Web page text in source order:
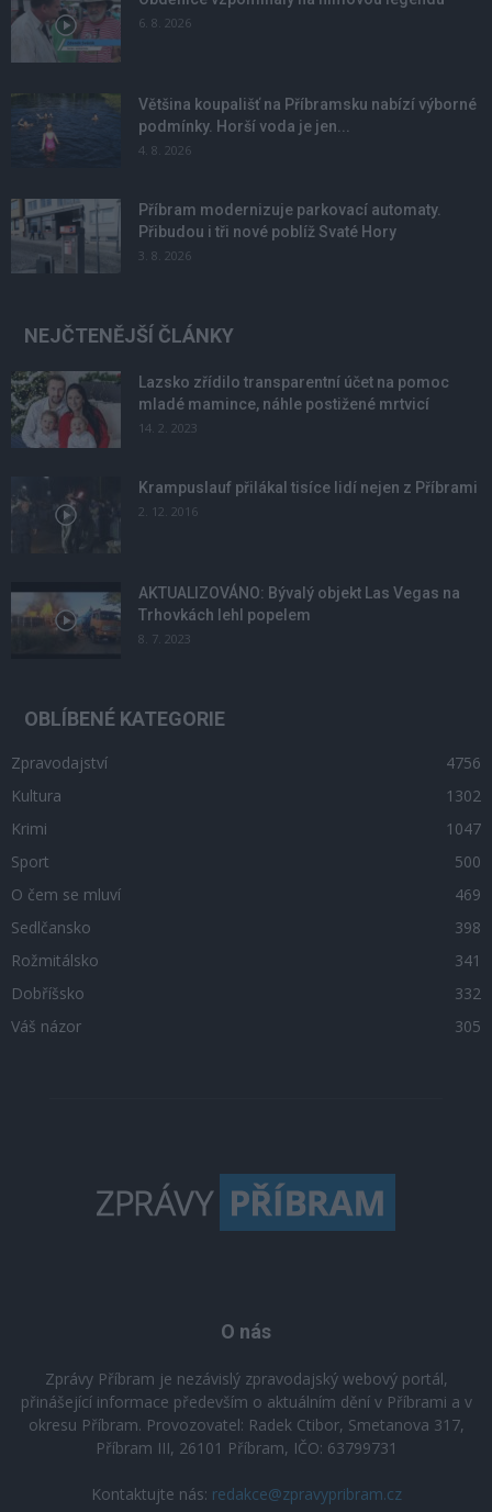
6. 8. 2026
Většina koupališť na Příbramsku nabízí výborné
podmínky. Horší voda je jen...
4. 8. 2026
Příbram modernizuje parkovací automaty.
Přibudou i tři nové poblíž Svaté Hory
3. 8. 2026
NEJČTENĚJŠÍ ČLÁNKY
Lazsko zřídilo transparentní účet na pomoc
mladé mamince, náhle postižené mrtvicí
14. 2. 2023
Krampuslauf přilákal tisíce lidí nejen z Příbrami
2. 12. 2016
AKTUALIZOVÁNO: Bývalý objekt Las Vegas na
Trhovkách lehl popelem
8. 7. 2023
OBLÍBENÉ KATEGORIE
Zpravodajství
4756
Kultura
1302
Krimi
1047
Sport
500
O čem se mluví
469
Sedlčansko
398
Rožmitálsko
341
Dobříšsko
332
Váš názor
305
O nás
Zprávy Příbram je nezávislý zpravodajský webový portál,
přinášející informace především o aktuálním dění v Příbrami a v
okresu Příbram. Provozovatel: Radek Ctibor, Smetanova 317,
Příbram III, 26101 Příbram, IČO: 63799731
Kontaktujte nás: redakce@zpravypribram.cz